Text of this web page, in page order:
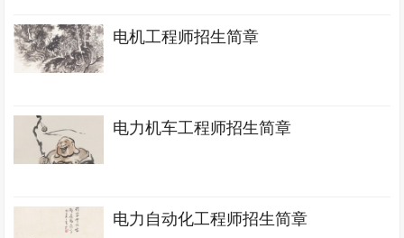
电机工程师招生简章
电力机车工程师招生简章
电力自动化工程师招生简章